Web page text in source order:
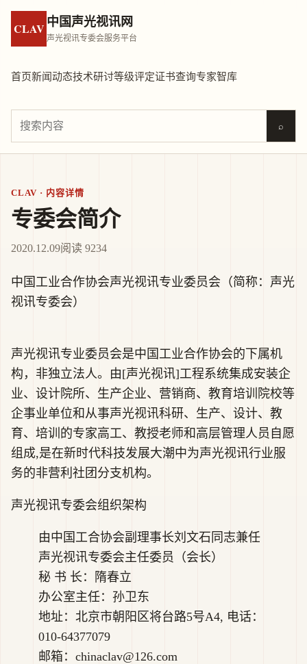
CLAV 中国声光视讯网
声光视讯专委会服务平台
首页新闻动态技术研讨等级评定证书查询专家智库
⌕
CLAV · 内容详情
专委会简介
2020.12.09阅读 9234
中国工业合作协会声光视讯专业委员会（简称：声光
视讯专委会）
声光视讯专业委员会是中国工业合作协会的下属机
构，非独立法人。由[声光视讯]工程系统集成安装企
业、设计院所、生产企业、营销商、教育培训院校等
企事业单位和从事声光视讯科研、生产、设计、教
育、培训的专家高工、教授老师和高层管理人员自愿
组成,是在新时代科技发展大潮中为声光视讯行业服
务的非营利社团分支机构。
声光视讯专委会组织架构
由中国工合协会副理事长刘文石同志兼任
声光视讯专委会主任委员（会长）
秘 书 长：隋春立
办公室主任：孙卫东
地址：北京市朝阳区将台路5号A4, 电话：
010-64377079
邮箱：chinaclav@126.com